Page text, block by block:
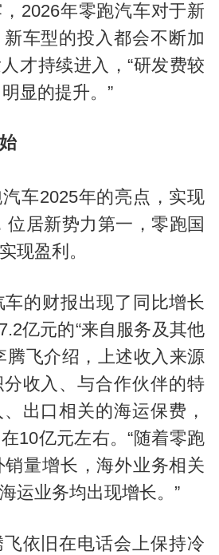
2026年零跑汽车对于新
车型的投入都会不断加
才持续进入，“研发费较
显的提升。”
车2025年的亮点，实现
位居新势力第一，零跑国
现盈利。
车的财报出现了同比增长
亿元的“来自服务及其他
腾飞介绍，上述收入来源
收入、与合作伙伴的特
出口相关的海运保费，
10亿元左右。“随着零跑
销量增长，海外业务相关
运业务均出现增长。”
依旧在电话会上保持冷